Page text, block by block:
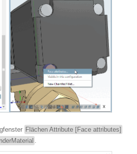
Flächen Attribute [Face attributes]